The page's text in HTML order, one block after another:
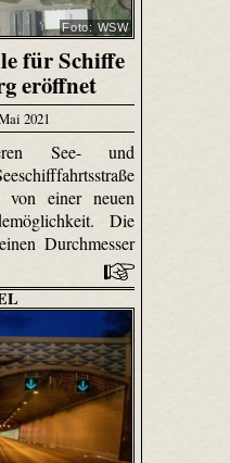
Foto: WSW
für Schiffe
eröffnet
2021
See- und
einer neuen
Die
Durchmesser